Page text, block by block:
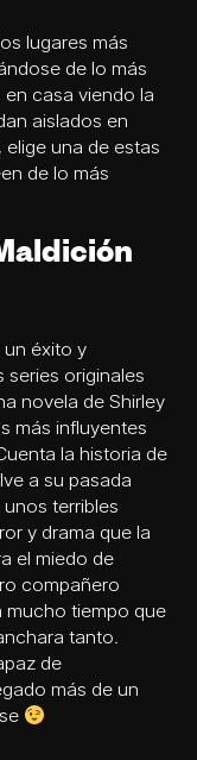
lugares más
de lo más
casa viendo la
aislados en
una de estas
de lo más
un éxito y
series originales
novela de Shirley
más influyentes
la historia de
a su pasada
terribles
y drama que la
el miedo de
compañero
mucho tiempo que
tanto.
de
más de un